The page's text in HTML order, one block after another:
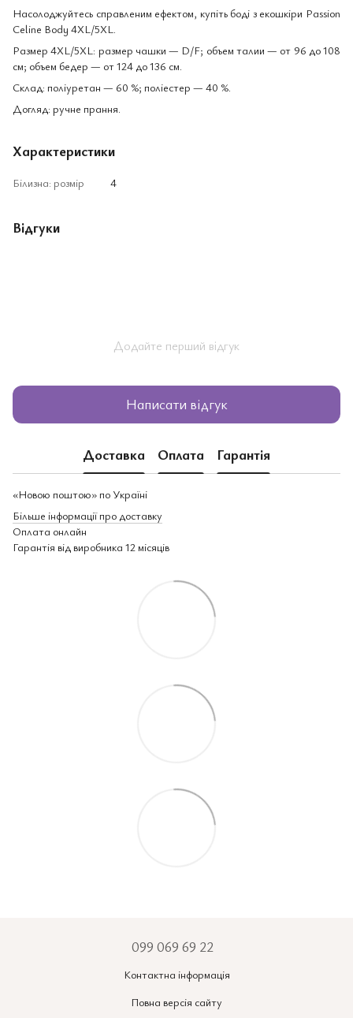
Насолоджуйтесь справленим ефектом, купіть боді з екошкіри Passion
Celine Body 4XL/5XL.
Размер 4XL/5XL: размер чашки — D/F; объем талии — от 96 до 108
см; объем бедер — от 124 до 136 см.
Склад: поліуретан — 60 %; поліестер — 40 %.
Догляд: ручне прання.
Характеристики
Білизна: розмір 4
Відгуки
Додайте перший відгук
Написати відгук
Доставка Оплата Гарантія
«Новою поштою» по Україні
Більше інформації про доставку
Оплата онлайн
Гарантія від виробника 12 місяців
099 069 69 22
Контактна інформація
Повна версія сайту